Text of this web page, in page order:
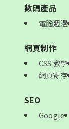
數碼產品
電腦週邊
網頁制作
CSS 教學
網頁寄存
SEO
Google